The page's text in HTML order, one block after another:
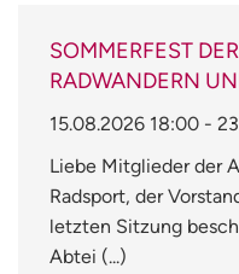
SOMMERFEST
RADWANDERN
15.08.2026 18:00 -
Liebe Mitglieder der
Radsport, der
letzten Sitzung
Abtei (...)